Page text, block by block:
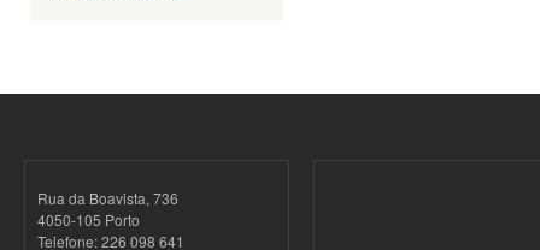
Rua da Boavista, 736
4050-105 Porto
Telefone: 226 098 641